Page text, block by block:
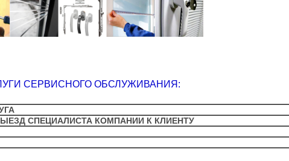
СЕРВИСНОГО ОБСЛУЖИВАНИЯ:
СПЕЦИАЛИСТА КОМПАНИИ К КЛИЕНТУ